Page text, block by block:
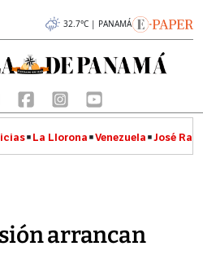
32.7°C | PANAMÁ
La Llorona Venezuela José
arrancan